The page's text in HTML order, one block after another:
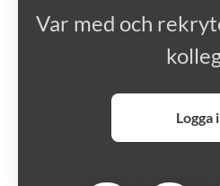
Var med och
Logga